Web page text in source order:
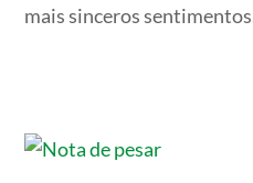
mais sinceros